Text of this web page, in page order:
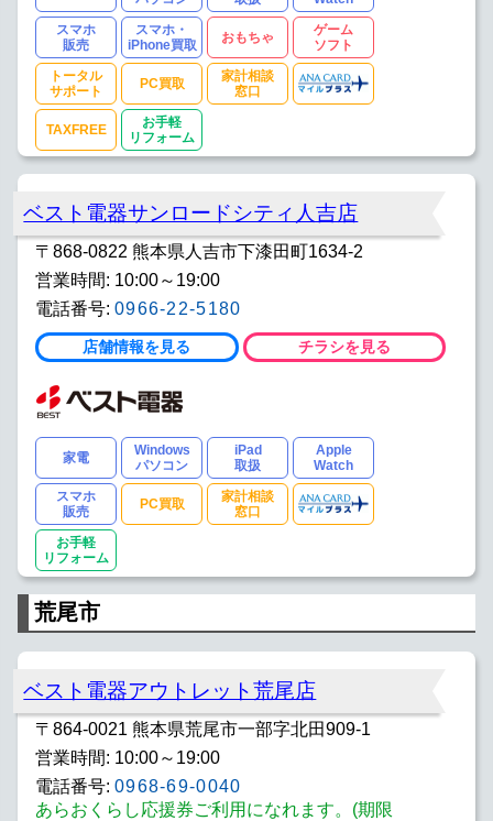
スマホ
販売
スマホ・
iPhone買取
おもちゃ
ゲーム
ソフト
トータル
サポート
PC買取
家計相談
窓口
TAXFREE
お手軽
リフォーム
ベスト電器サンロードシティ人吉店
〒868-0822 熊本県人吉市下漆田町1634-2
営業時間: 10:00～19:00
電話番号: 0966-22-5180
店舗情報を見る チラシを見る
家電
Windows
パソコン
iPad
取扱
Apple
Watch
スマホ
販売
PC買取
家計相談
窓口
お手軽
リフォーム
荒尾市
ベスト電器アウトレット荒尾店
〒864-0021 熊本県荒尾市一部字北田909-1
営業時間: 10:00～19:00
電話番号: 0968-69-0040
あらおくらし応援券ご利用になれます。(期限